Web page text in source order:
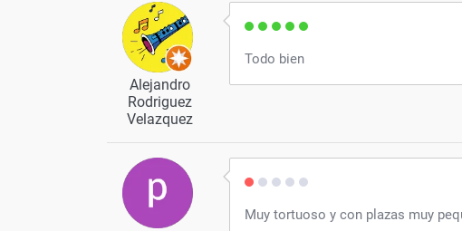
Alejandro
Rodriguez
Velazquez
Todo bien
Muy tortuoso y con plazas muy